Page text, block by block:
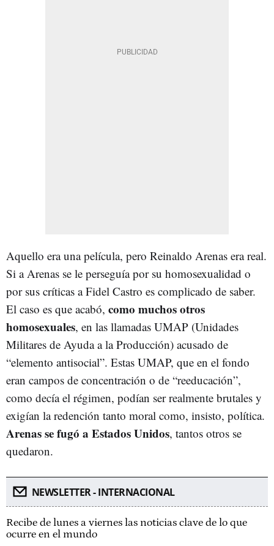
Aquello era una película, pero Reinaldo Arenas era real.
Si a Arenas se le perseguía por su homosexualidad o
por sus críticas a Fidel Castro es complicado de saber.
El caso es que acabó, como muchos otros
homosexuales, en las llamadas UMAP (Unidades
Militares de Ayuda a la Producción) acusado de
“elemento antisocial”. Estas UMAP, que en el fondo
eran campos de concentración o de “reeducación”,
como decía el régimen, podían ser realmente brutales y
exigían la redención tanto moral como, insisto, política.
Arenas se fugó a Estados Unidos, tantos otros se
quedaron.
NEWSLETTER - INTERNACIONAL
Recibe de lunes a viernes las noticias clave de lo que
ocurre en el mundo